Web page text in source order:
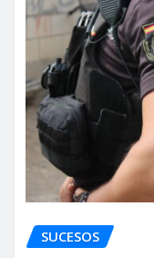
SUCESOS